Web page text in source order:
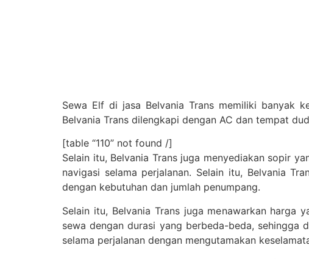
Sewa Elf di jasa Belvania Trans memiliki banyak
Belvania Trans dilengkapi dengan AC dan tempat
[table “110” not found /]
Selain itu, Belvania Trans juga menyediakan sopir
navigasi selama perjalanan. Selain itu, Belvania
dengan kebutuhan dan jumlah penumpang.
Selain itu, Belvania Trans juga menawarkan
sewa dengan durasi yang berbeda-beda, sehingga
selama perjalanan dengan mengutamakan